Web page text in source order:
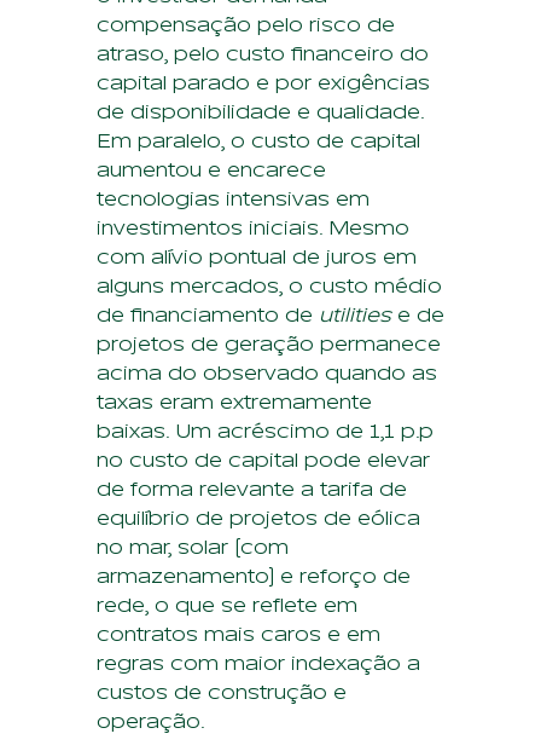
compensação pelo risco de
atraso, pelo custo financeiro do
capital parado e por exigências
de disponibilidade e qualidade.
Em paralelo, o custo de capital
aumentou e encarece
tecnologias intensivas em
investimentos iniciais. Mesmo
com alívio pontual de juros em
alguns mercados, o custo médio
de financiamento de utilities e de
projetos de geração permanece
acima do observado quando as
taxas eram extremamente
baixas. Um acréscimo de 1,1 p.p
no custo de capital pode elevar
de forma relevante a tarifa de
equilíbrio de projetos de eólica
no mar, solar (com
armazenamento) e reforço de
rede, o que se reflete em
contratos mais caros e em
regras com maior indexação a
custos de construção e
operação.